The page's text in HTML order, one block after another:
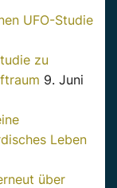
UFO-Studie
zu
9. Juni
Leben
über